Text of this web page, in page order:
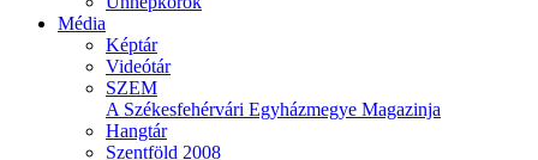
Média
Képtár
Videótár
SZEM
A Székesfehérvári Egyházmegye Magazinja
Hangtár
Szentföld 2008